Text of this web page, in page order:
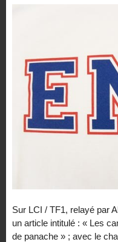
Sur LCI / TF1, relayé par
un article intitulé : « Les
de panache » ; avec le